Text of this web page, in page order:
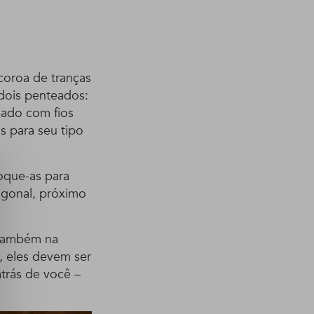
de tranças
penteados:
com fios
para seu tipo
as para
próximo
na
eles devem ser
de você –